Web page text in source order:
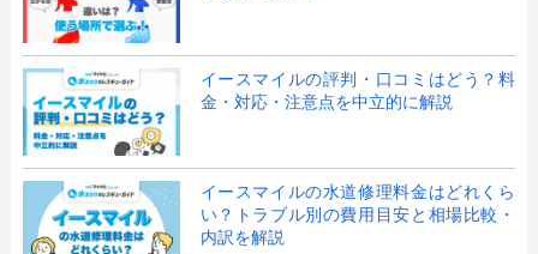
イースマイルの評判・口コミはどう？料
金・対応・注意点を中立的に解説
イースマイルの水道修理料金はどれくら
い？トラブル別の費用目安と相場比較・
内訳を解説